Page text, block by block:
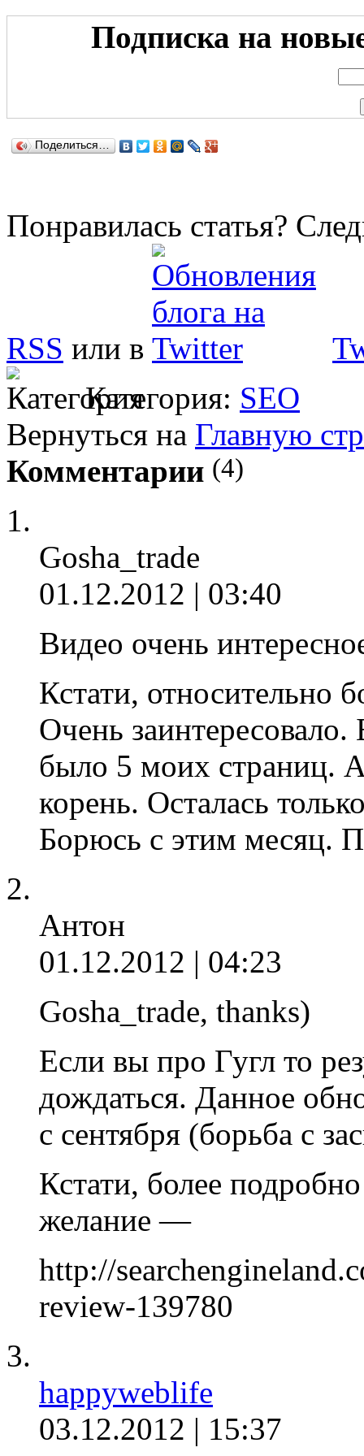
Подписка на
Поделиться…
Понравилась статья?
RSS или в
Категория: SEO
Вернуться на Главную
Комментарии (4)
Gosha_trade
01.12.2012 | 03:40
Видео очень
Кстати, относительно
Очень
было 5 моих страниц.
корень. Осталась
Борюсь с этим месяц.
Антон
01.12.2012 | 04:23
Gosha_trade, thanks)
Если вы про Гугл то
дождаться. Данное
с сентября (борьба с
Кстати, более
желание —
http://
review-139780
happyweblife
03.12.2012 | 15:37